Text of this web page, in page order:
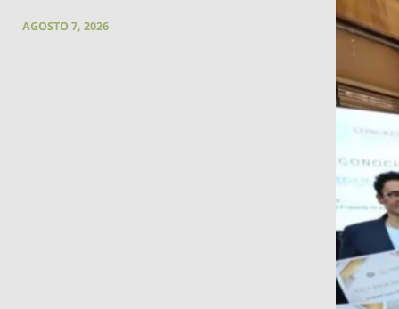
AGOSTO 7, 2026